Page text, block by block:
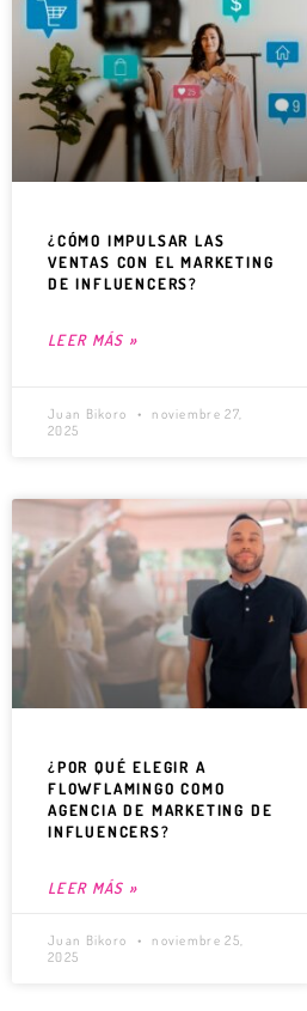
¿CÓMO IMPULSAR LAS
VENTAS CON EL MARKETING
DE INFLUENCERS?
LEER MÁS »
Juan Bikoro
noviembre 27,
2025
¿POR QUÉ ELEGIR A
FLOWFLAMINGO COMO
AGENCIA DE MARKETING DE
INFLUENCERS?
LEER MÁS »
Juan Bikoro
noviembre 25,
2025